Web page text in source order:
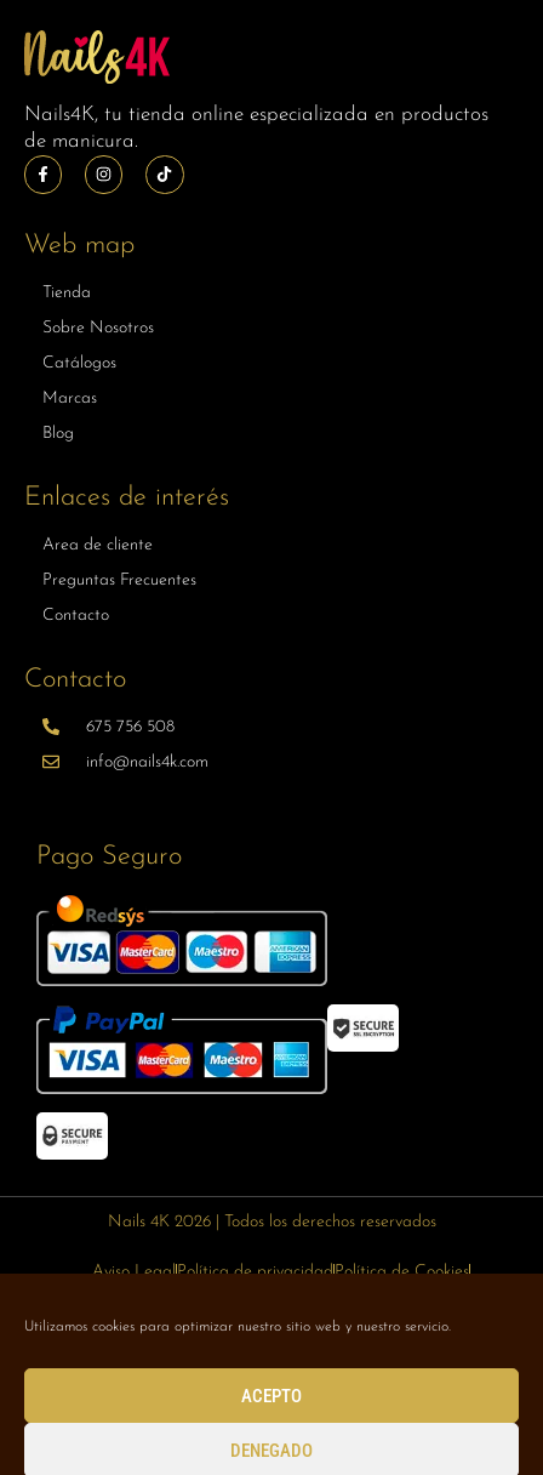
Utilizamos cookies para optimizar nuestro sitio web y nuestro servicio.
ACEPTO
DENEGADO
Nails4K, tu tienda online especializada en productos
de manicura.
Web map
Tienda
Sobre Nosotros
Catálogos
Marcas
Blog
Enlaces de interés
Area de cliente
Preguntas Frecuentes
Contacto
Contacto
675 756 508
info@nails4k.com
Pago Seguro
Nails 4K 2026 | Todos los derechos reservados
Aviso LegalPolítica de privacidadPolítica de Cookies